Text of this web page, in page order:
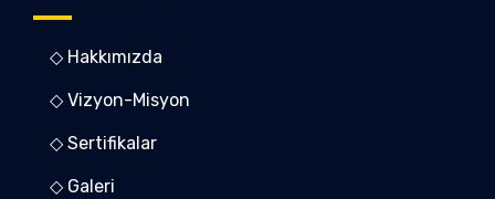
◇ Hakkımızda
◇ Vizyon-Misyon
◇ Sertifikalar
◇ Galeri